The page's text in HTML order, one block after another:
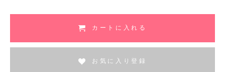
カートに入れる
お気に入り登録